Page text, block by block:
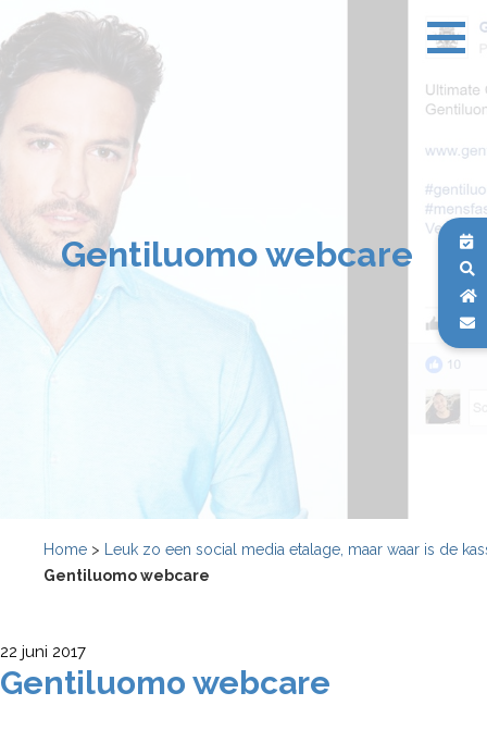
Gentiluomo webcare
Home >
Leuk zo een social media etalage, maar waar is de
Gentiluomo webcare
22 juni 2017
Gentiluomo webcare